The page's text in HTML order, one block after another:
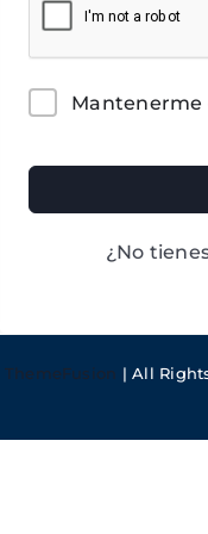
Alternative:
Mantenerme
¿No
ThemeFusion | All